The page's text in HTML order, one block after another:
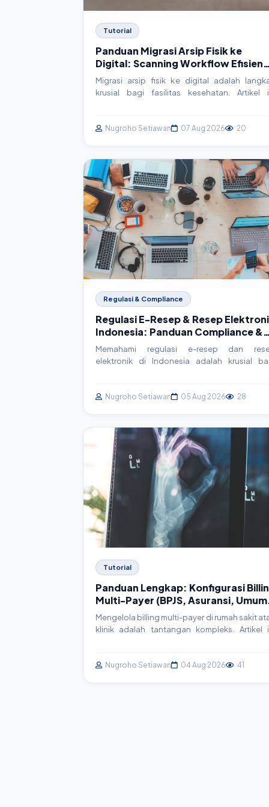
Tutorial
Panduan Migrasi Arsip Fisik ke
Digital: Scanning Workflow Efisien
untuk Faskes
Migrasi arsip fisik ke digital adalah
krusial bagi fasilitas kesehatan. Artikel
efisien, mulai dari persiapan hingga
Nugroho Setiawan 07 Aug 2026 20
Regulasi & Compliance
Regulasi E-Resep & Resep
Indonesia: Panduan Compliance &
Implementasi Teknis
Memahami regulasi e-resep dan
elektronik di Indonesia adalah krusial
strategi compliance praktis untuk
Nugroho Setiawan 05 Aug 2026 28
Tutorial
Panduan Lengkap: Konfigurasi
Multi-Payer (BPJS, Asuransi,
di SIMRS
Mengelola billing multi-payer di rumah sakit
klinik adalah tantangan kompleks. Artikel
untuk sistem billing yang efisien,
Nugroho Setiawan 04 Aug 2026 41